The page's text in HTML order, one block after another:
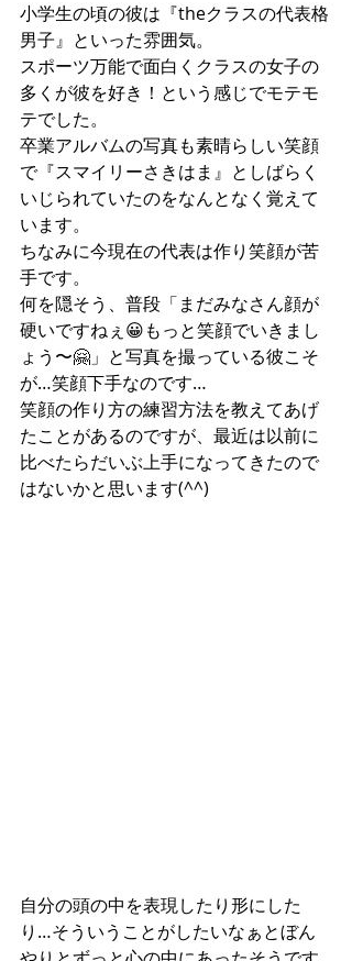
小学生の頃の彼は『theクラスの代表格
男子』といった雰囲気。
スポーツ万能で面白くクラスの女子の
多くが彼を好き！という感じでモテモ
テでした。
卒業アルバムの写真も素晴らしい笑顔
で『スマイリーさきはま』としばらく
いじられていたのをなんとなく覚えて
います。
ちなみに今現在の代表は作り笑顔が苦
手です。
何を隠そう、 普段「まだみなさん顔が
硬いですねぇ😀もっと笑顔でいきまし
ょう〜🤗」と写真を撮っている彼こそ
が…笑顔下手なのです…
笑顔の作り方の練習方法を教えてあげ
たことがあるのですが、最近は以前に
比べたらだいぶ上手になってきたので
はないかと思います(^^)
自分の頭の中を表現したり形にした
り…そういうことがしたいなぁとぼん